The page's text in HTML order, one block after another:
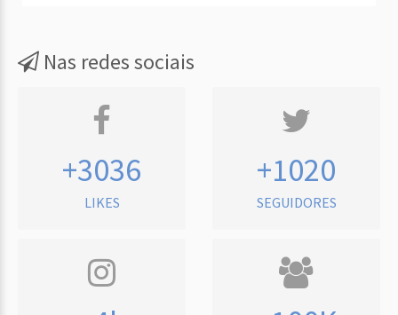
Nas redes sociais
+3036
LIKES
+1020
SEGUIDORES